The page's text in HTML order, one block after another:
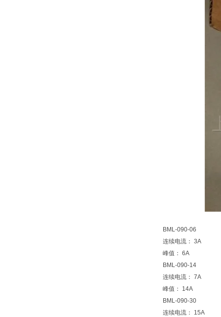
BML-090-06
连续电流： 3A
峰值： 6A
BML-090-14
连续电流： 7A
峰值： 14A
BML-090-30
连续电流： 15A